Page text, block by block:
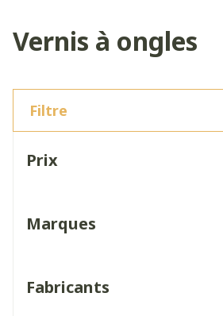
Vernis à ongles
Filtre
Prix
Marques
Fabricants